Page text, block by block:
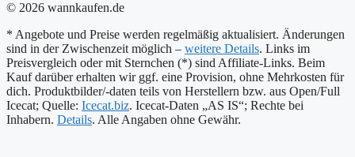
© 2026 wannkaufen.de
* Angebote und Preise werden regelmäßig aktualisiert. Änderungen
sind in der Zwischenzeit möglich – weitere Details. Links im
Preisvergleich oder mit Sternchen (*) sind Affiliate-Links. Beim
Kauf darüber erhalten wir ggf. eine Provision, ohne Mehrkosten für
dich. Produktbilder/-daten teils von Herstellern bzw. aus Open/Full
Icecat; Quelle: Icecat.biz. Icecat-Daten „AS IS“; Rechte bei
Inhabern. Details. Alle Angaben ohne Gewähr.